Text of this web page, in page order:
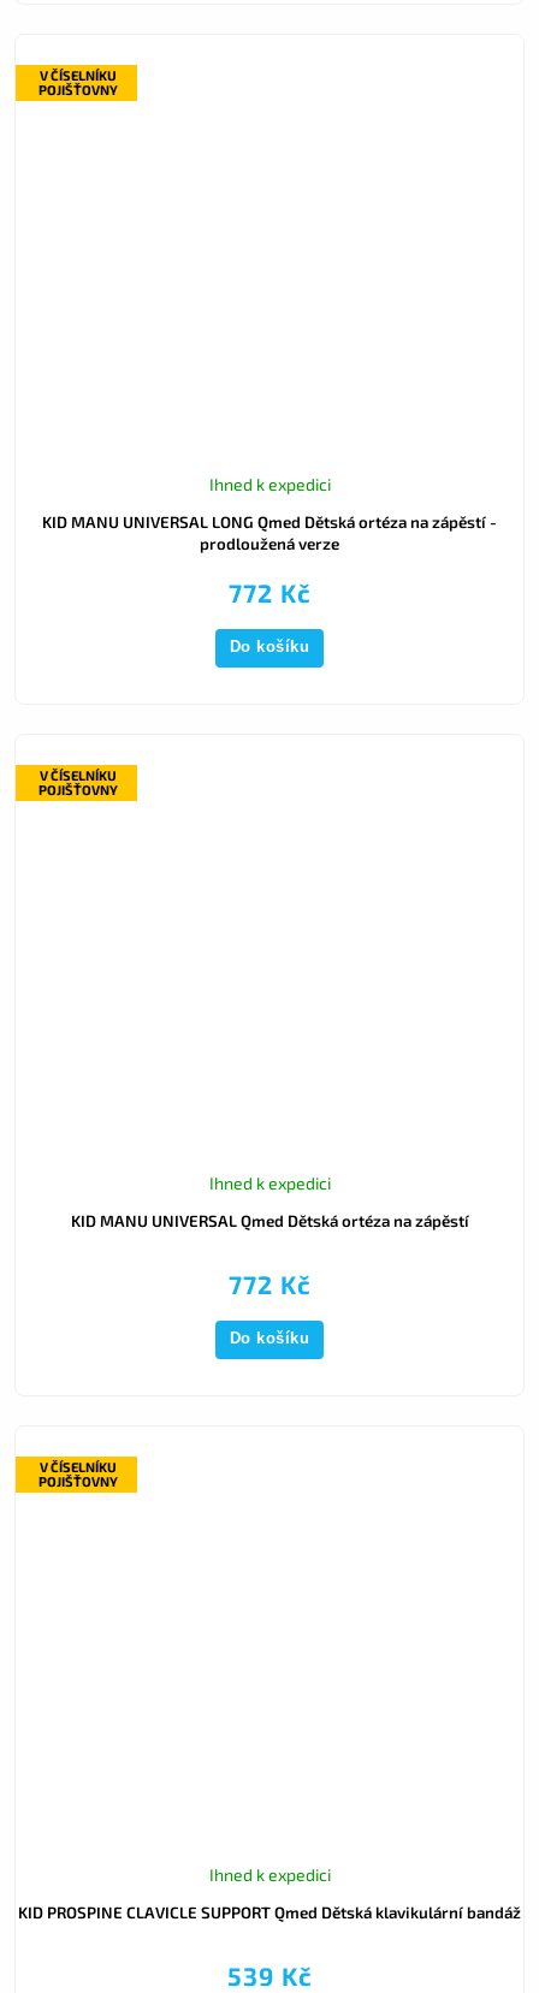
V ČÍSELNÍKU
POJIŠŤOVNY
KID MANU UNIVERSAL LONG Qmed Dětská ortéza na zápěstí -
prodloužená verze
Ihned k expedici
772 Kč
Do košíku
V ČÍSELNÍKU
POJIŠŤOVNY
KID MANU UNIVERSAL Qmed Dětská ortéza na zápěstí
Ihned k expedici
772 Kč
Do košíku
V ČÍSELNÍKU
POJIŠŤOVNY
KID PROSPINE CLAVICLE SUPPORT Qmed Dětská klavikulární bandáž
Ihned k expedici
539 Kč